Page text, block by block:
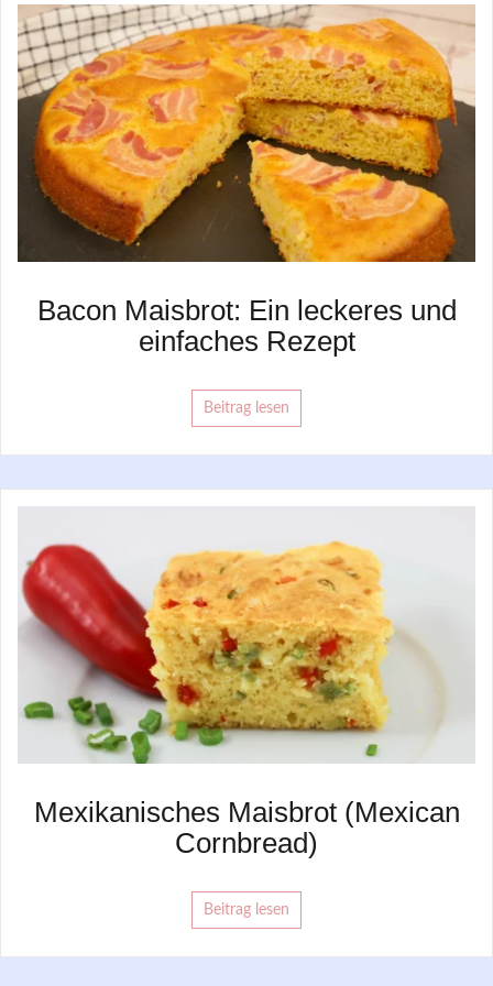
Bacon Maisbrot: Ein leckeres und
einfaches Rezept
Beitrag lesen
Mexikanisches Maisbrot (Mexican
Cornbread)
Beitrag lesen